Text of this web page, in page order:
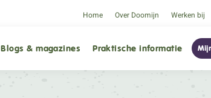
Home Over Doomijn Werken bij
Blogs & magazines Praktische informatie